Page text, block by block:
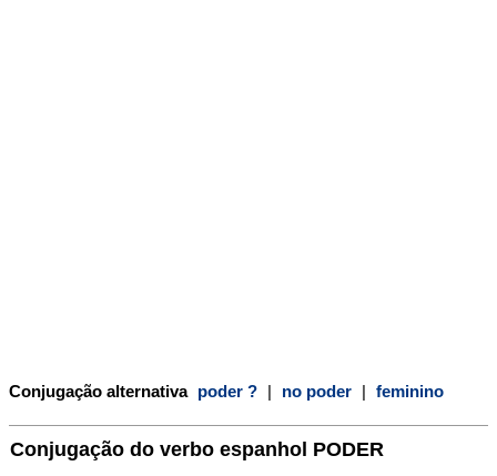
Conjugação alternativa poder ? | no poder | feminino
Conjugação do verbo espanhol PODER